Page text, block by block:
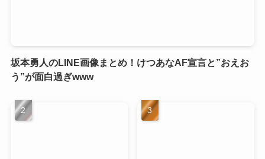
坂本勇人のLINE画像まとめ！けつあなAF宣言と”おえお
う”が面白過ぎwww